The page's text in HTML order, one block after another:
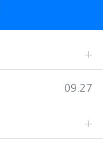
등록일
09.27